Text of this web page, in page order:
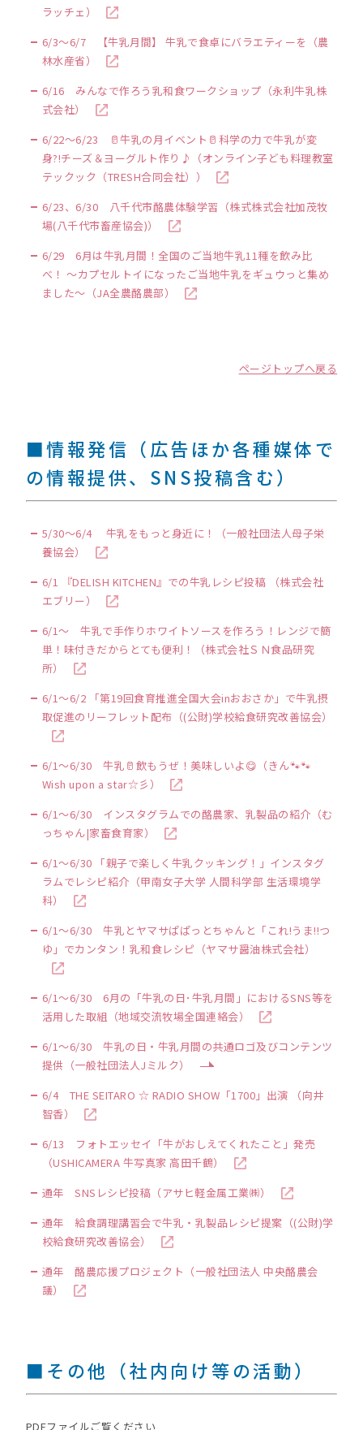
ラッチェ）
6/3～6/7 【牛乳月間】 牛乳で食卓にバラエティーを（農
林水産省）
6/16 みんなで作ろう乳和食ワークショップ（永利牛乳株
式会社）
6/22～6/23 🥛牛乳の月イベント🥛科学の力で牛乳が変
身?!チーズ＆ヨーグルト作り♪（オンライン子ども料理教室
テックック（TRESH合同会社））
6/23、6/30 八千代市酪農体験学習（株式株式会社加茂牧
場(八千代市畜産協会)）
6/29 6月は牛乳月間！全国のご当地牛乳11種を飲み比
べ！ ～カプセルトイになったご当地牛乳をギュウっと集め
ました～（JA全農酪農部）
ページトップへ戻る
■情報発信（広告ほか各種媒体で
の情報提供、SNS投稿含む）
5/30～6/4 牛乳をもっと身近に！（一般社団法人母子栄
養協会）
6/1 『DELISH KITCHEN』での牛乳レシピ投稿 （株式会社
エブリー）
6/1～ 牛乳で手作りホワイトソースを作ろう！レンジで簡
単！味付きだからとても便利！（株式会社ＳＮ食品研究
所）
6/1～6/2 「第19回食育推進全国大会inおおさか」で牛乳摂
取促進のリーフレット配布（(公財)学校給食研究改善協会）
6/1～6/30 牛乳🥛飲もうぜ！美味しいよ😋（きん🐾🐾
Wish upon a star☆彡）
6/1～6/30 インスタグラムでの酪農家、乳製品の紹介（む
っちゃん|家畜食育家）
6/1～6/30 「親子で楽しく牛乳クッキング！」インスタグ
ラムでレシピ紹介（甲南女子大学 人間科学部 生活環境学
科）
6/1～6/30 牛乳とヤマサぱぱっとちゃんと「これ!うま!!つ
ゆ」でカンタン！乳和食レシピ（ヤマサ醤油株式会社）
6/1～6/30 6月の「牛乳の日･牛乳月間」におけるSNS等を
活用した取組（地域交流牧場全国連絡会）
6/1～6/30 牛乳の日・牛乳月間の共通ロゴ及びコンテンツ
提供（一般社団法人Jミルク）
6/4 THE SEITARO ☆ RADIO SHOW「1700」出演 （向井
智香）
6/13 フォトエッセイ「牛がおしえてくれたこと」発売
（USHICAMERA 牛写真家 高田千鶴）
通年 SNSレシピ投稿（アサヒ軽金属工業㈱）
通年 給食調理講習会で牛乳・乳製品レシピ提案（(公財)学
校給食研究改善協会）
通年 酪農応援プロジェクト（一般社団法人 中央酪農会
議）
■その他（社内向け等の活動）
PDFファイルご覧ください